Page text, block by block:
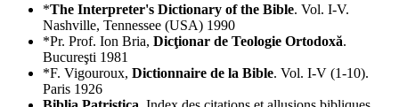
*The Interpreter's Dictionary of the Bible. Vol. I-V.
Nashville, Tennessee (USA) 1990
*Pr. Prof. Ion Bria, Dicţionar de Teologie Ortodoxă.
Bucureşti 1981
*F. Vigouroux, Dictionnaire de la Bible. Vol. I-V (1-10).
Paris 1926